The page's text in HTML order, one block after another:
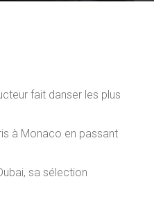
fait danser les plus
à Monaco en passant
sa sélection